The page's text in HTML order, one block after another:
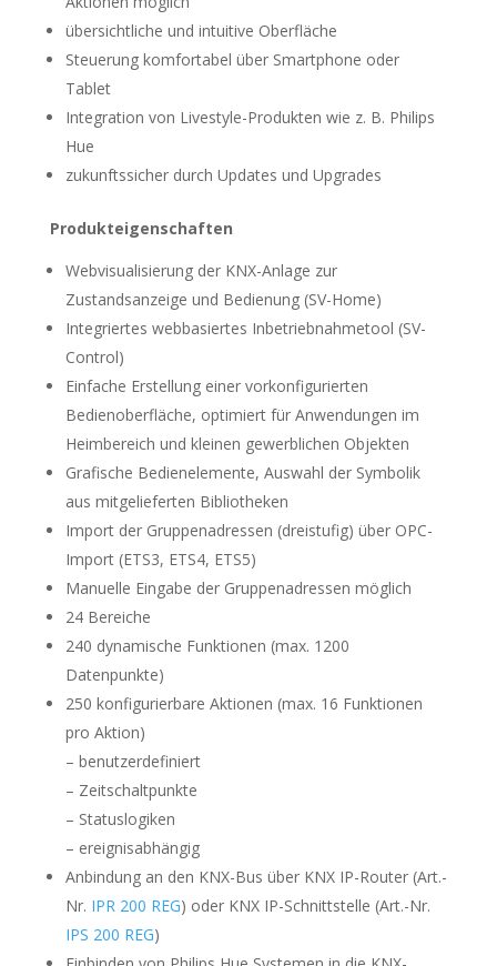
übersichtliche und intuitive Oberfläche
Steuerung komfortabel über Smartphone oder
Tablet
Integration von Livestyle-Produkten wie z. B. Philips
Hue
zukunftssicher durch Updates und Upgrades
Produkteigenschaften
Webvisualisierung der KNX-Anlage zur
Zustandsanzeige und Bedienung (SV-Home)
Integriertes webbasiertes Inbetriebnahmetool (SV-
Control)
Einfache Erstellung einer vorkonfigurierten
Bedienoberfläche, optimiert für Anwendungen im
Heimbereich und kleinen gewerblichen Objekten
Grafische Bedienelemente, Auswahl der Symbolik
aus mitgelieferten Bibliotheken
Import der Gruppenadressen (dreistufig) über OPC-
Import (ETS3, ETS4, ETS5)
Manuelle Eingabe der Gruppenadressen möglich
24 Bereiche
240 dynamische Funktionen (max. 1200
Datenpunkte)
250 konfigurierbare Aktionen (max. 16 Funktionen
pro Aktion)
– benutzerdefiniert
– Zeitschaltpunkte
– Statuslogiken
– ereignisabhängig
Anbindung an den KNX-Bus über KNX IP-Router (Art.-
Nr. IPR 200 REG) oder KNX IP-Schnittstelle (Art.-Nr.
IPS 200 REG)